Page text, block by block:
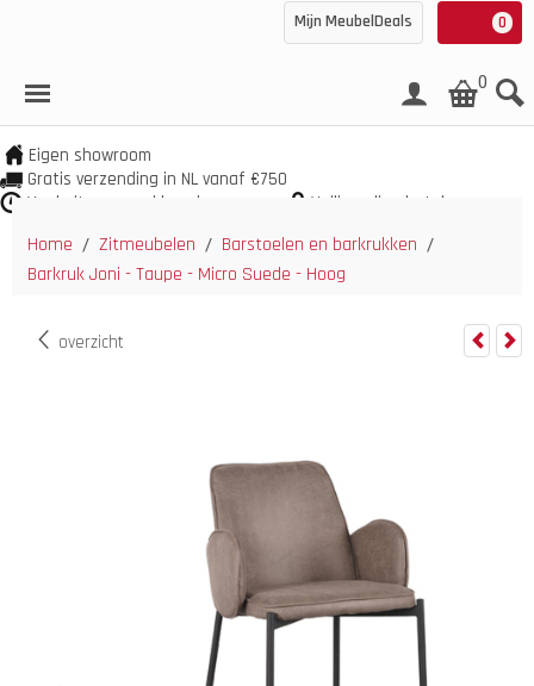
0
Mijn MeubelDeals
0
Eigen showroom
Gratis verzending in NL vanaf €750
Veel uit voorraad leverbaar
Veilig online betalen
Home / Zitmeubelen / Barstoelen en barkrukken /
Barkruk Joni - Taupe - Micro Suede - Hoog
overzicht